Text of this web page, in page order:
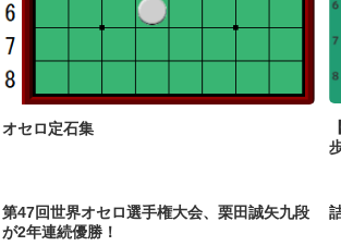
オセロ定石集
第47回世界オセロ選手権大会、栗田誠矢九段
が2年連続優勝！